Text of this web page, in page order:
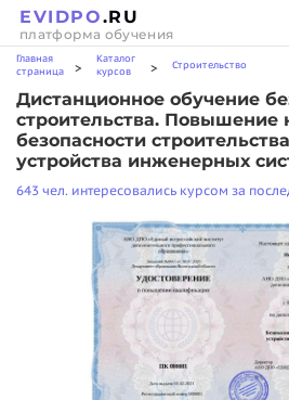
EVIDPO.RU
платформа обучения
Главная
страница
>
Каталог
курсов
> Строительство
Дистанционное обучение
строительства. Повышение
безопасности
устройства инженерных
643 чел. интересовались курсом за